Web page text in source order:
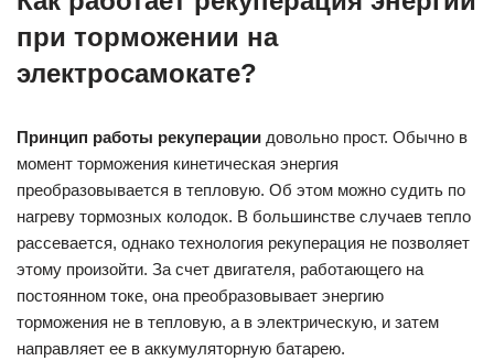
при торможении на
электросамокате?
Принцип работы рекуперации довольно прост. Обычно в
момент торможения кинетическая энергия
преобразовывается в тепловую. Об этом можно судить по
нагреву тормозных колодок. В большинстве случаев тепло
рассевается, однако технология рекуперация не позволяет
этому произойти. За счет двигателя, работающего на
постоянном токе, она преобразовывает энергию
торможения не в тепловую, а в электрическую, и затем
направляет ее в аккумуляторную батарею.